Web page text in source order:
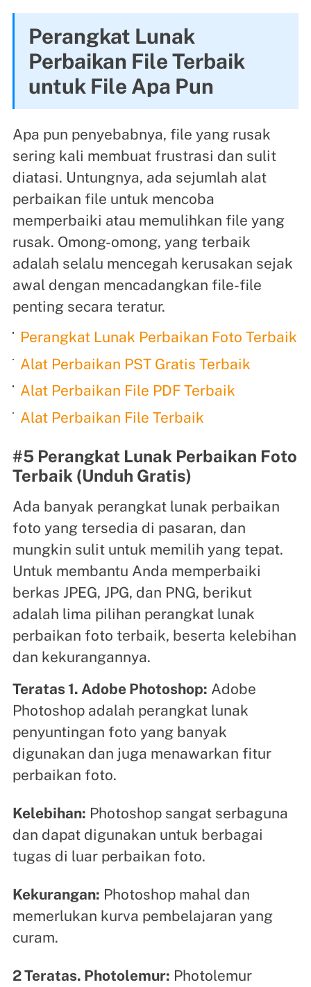
Perangkat Lunak
Perbaikan File Terbaik
untuk File Apa Pun
Apa pun penyebabnya, file yang rusak
sering kali membuat frustrasi dan sulit
diatasi. Untungnya, ada sejumlah alat
perbaikan file untuk mencoba
memperbaiki atau memulihkan file yang
rusak. Omong-omong, yang terbaik
adalah selalu mencegah kerusakan sejak
awal dengan mencadangkan file-file
penting secara teratur.
Perangkat Lunak Perbaikan Foto Terbaik
Alat Perbaikan PST Gratis Terbaik
Alat Perbaikan File PDF Terbaik
Alat Perbaikan File Terbaik
#5 Perangkat Lunak Perbaikan Foto
Terbaik (Unduh Gratis)
Ada banyak perangkat lunak perbaikan
foto yang tersedia di pasaran, dan
mungkin sulit untuk memilih yang tepat.
Untuk membantu Anda memperbaiki
berkas JPEG, JPG, dan PNG, berikut
adalah lima pilihan perangkat lunak
perbaikan foto terbaik, beserta kelebihan
dan kekurangannya.
Teratas 1. Adobe Photoshop: Adobe
Photoshop adalah perangkat lunak
penyuntingan foto yang banyak
digunakan dan juga menawarkan fitur
perbaikan foto.
Kelebihan: Photoshop sangat serbaguna
dan dapat digunakan untuk berbagai
tugas di luar perbaikan foto.
Kekurangan: Photoshop mahal dan
memerlukan kurva pembelajaran yang
curam.
2 Teratas. Photolemur: Photolemur